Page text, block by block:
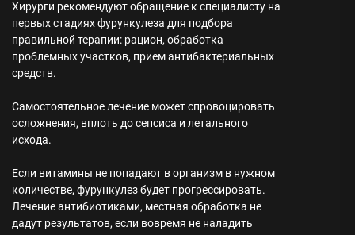
Хирурги рекомендуют обращение к специалисту на
первых стадиях фурункулеза для подбора
правильной терапии: рацион, обработка
проблемных участков, прием антибактериальных
средств.
Самостоятельное лечение может спровоцировать
осложнения, вплоть до сепсиса и летального
исхода.
Если витамины не попадают в организм в нужном
количестве, фурункулез будет прогрессировать.
Лечение антибиотиками, местная обработка не
дадут результатов, если вовремя не наладить